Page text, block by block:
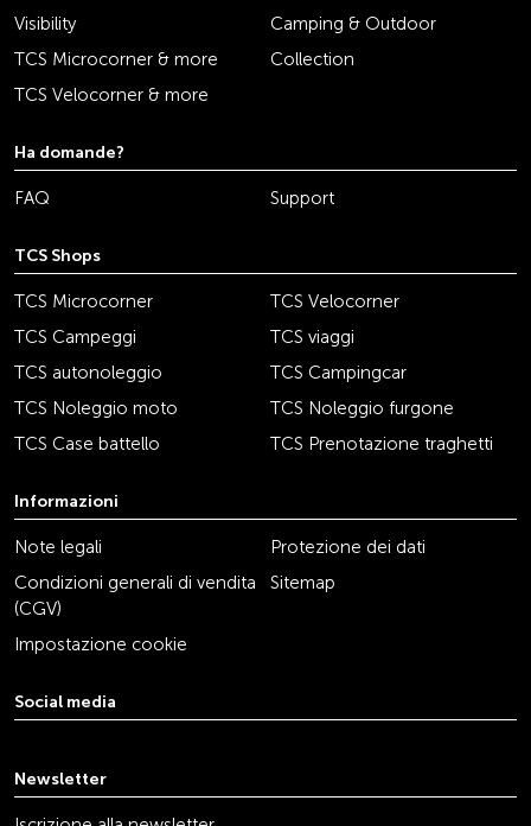
Visibility
Camping & Outdoor
TCS Microcorner & more
Collection
TCS Velocorner & more
Ha domande?
FAQ Support
TCS Shops
TCS Microcorner
TCS Velocorner
TCS Campeggi
TCS viaggi
TCS autonoleggio
TCS Campingcar
TCS Noleggio moto
TCS Noleggio furgone
TCS Case battello
TCS Prenotazione traghetti
Informazioni
Note legali
Protezione dei dati
Condizioni generali di vendita
(CGV)
Sitemap
Impostazione cookie
Social media
Newsletter